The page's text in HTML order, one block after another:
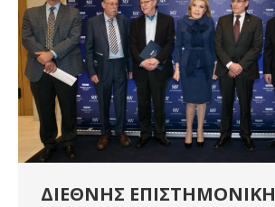
ΔΙΕΘΝΗΣ ΕΠΙΣΤΗΜΟΝΙΚΗ